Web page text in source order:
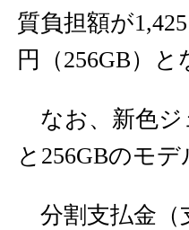
質負担額が
円（256GB）と
なお、新色ジ
と256GBのモデ
分割支払金（